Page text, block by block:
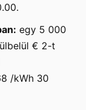
egy 5 000
€ 2-t
/kWh 30